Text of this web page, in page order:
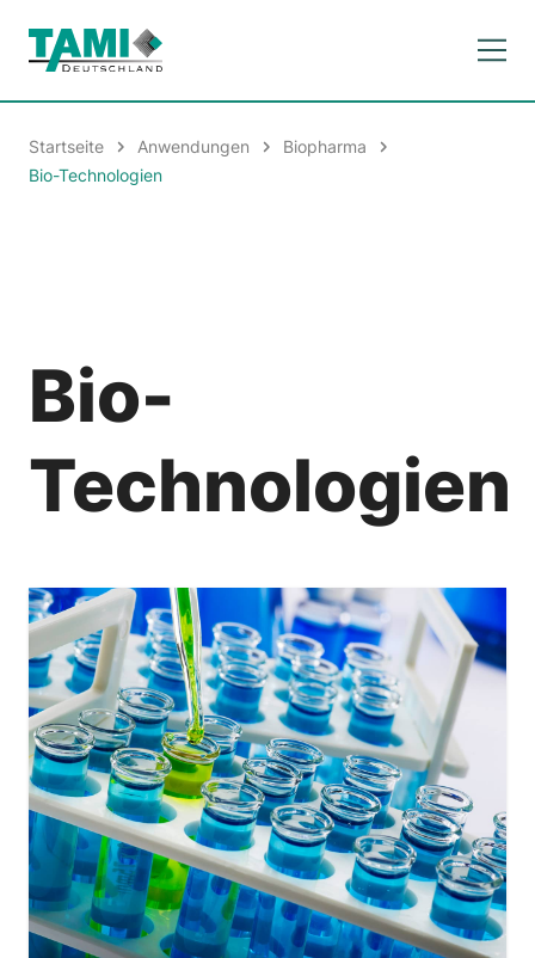
Startseite Anwendungen
Biopharma
Bio-Technologien
Bio-
Technologien